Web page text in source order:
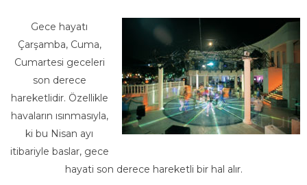
Gece hayatı
Çarşamba, Cuma,
Cumartesi geceleri
son derece
hareketlidir. Özellikle
havaların ısınmasıyla,
ki bu Nisan ayı
itibariyle baslar, gece
hayati son derece hareketli bir hal alır.